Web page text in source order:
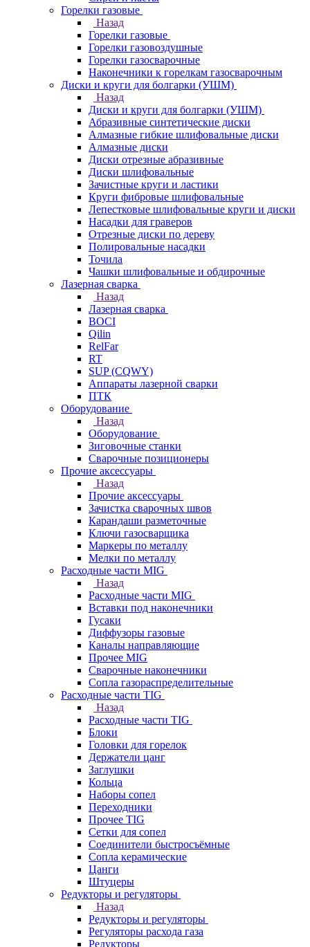
Горелки газовые
Назад
Горелки газовые
Горелки газовоздушные
Горелки газосварочные
Наконечники к горелкам газосварочным
Диски и круги для болгарки (УШМ)
Назад
Диски и круги для болгарки (УШМ)
Абразивные синтетические диски
Алмазные гибкие шлифовальные диски
Алмазные диски
Диски отрезные абразивные
Диски шлифовальные
Зачистные круги и ластики
Круги фибровые шлифовальные
Лепестковые шлифовальные круги и диски
Насадки для граверов
Отрезные диски по дереву
Полировальные насадки
Точила
Чашки шлифовальные и обдирочные
Лазерная сварка
Назад
Лазерная сварка
BOCI
Qilin
RelFar
RT
SUP (CQWY)
Аппараты лазерной сварки
ПТК
Оборудование
Назад
Оборудование
Зиговочные станки
Сварочные позиционеры
Прочие аксессуары
Назад
Прочие аксессуары
Зачистка сварочных швов
Карандаши разметочные
Ключи газосварщика
Маркеры по металлу
Мелки по металлу
Расходные части MIG
Назад
Расходные части MIG
Вставки под наконечники
Гусаки
Диффузоры газовые
Каналы направляющие
Прочее MIG
Сварочные наконечники
Сопла газораспределительные
Расходные части TIG
Назад
Расходные части TIG
Блоки
Головки для горелок
Держатели цанг
Заглушки
Кольца
Наборы сопел
Переходники
Прочее TIG
Сетки для сопел
Соединители быстросъёмные
Сопла керамические
Цанги
Штуцеры
Редукторы и регуляторы
Назад
Редукторы и регуляторы
Регуляторы расхода газа
Редукторы